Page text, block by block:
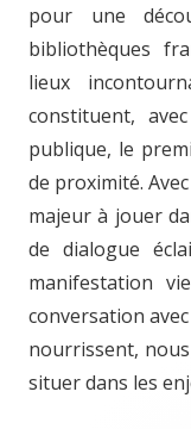
pour une
bibliothèques
lieux
constituent,
publique, le
de proximité.
majeur à jouer
de dialogue
manifestation
conversation
nourrissent,
situer dans les